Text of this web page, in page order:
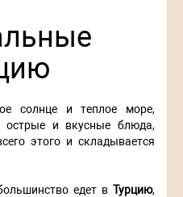
солнце и теплое море,
острые и вкусные блюда,
этого и складывается
едет в Турцию,